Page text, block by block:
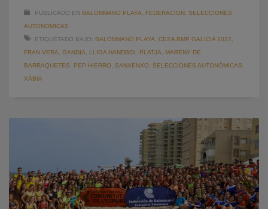
PUBLICADO EN BALONMANO PLAYA FEDERACION SELECCIONES
AUTONOMICAS
ETIQUETADO BAJO: BALONMANO PLAYA CESA BMP GALICIA 2022
FRAN VERA
GANDIA LLIGA HANDBOL PLATJA
MARENY DE
BARRAQUETES
PEP HIERRO SANXENXO SELECCIONES AUTONÓMICAS
XÀBIA